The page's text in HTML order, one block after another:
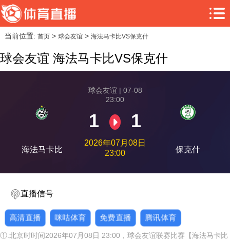
当前位置: 首页> 球会友谊> 海法马卡比VS保克什
球会友谊 海法马卡比VS保克什
海法马卡比
球会友谊 | 07-08
23:00
1 1
2026年07月08日
23:00
保克什
直播信号
高清直播 咪咕体育 免费直播 腾讯体育
①.北京时时间2026年07月08日 23:00，球会友谊联赛比赛【海法马卡比